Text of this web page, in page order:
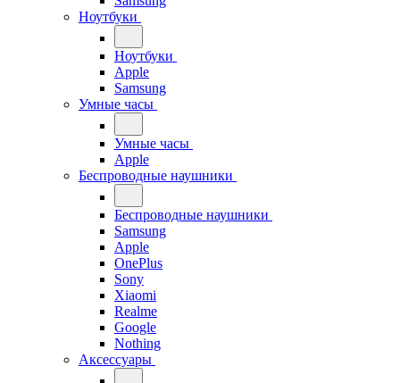
Ноутбуки
Ноутбуки
Apple
Samsung
Умные часы
Умные часы
Apple
Беспроводные наушники
Беспроводные наушники
Samsung
Apple
OnePlus
Sony
Xiaomi
Realme
Google
Nothing
Аксессуары